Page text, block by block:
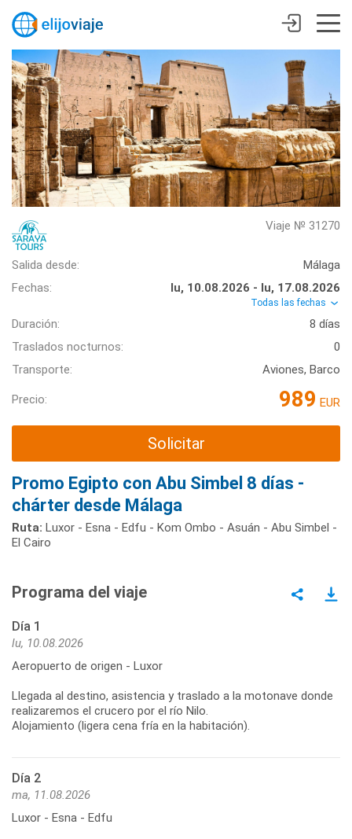
Viaje № 31270
Salida desde:
Málaga
Fechas:
lu, 10.08.2026 - lu, 17.08.2026
Todas las fechas
Duración:
8 días
Traslados nocturnos:
0
Transporte:
Aviones, Barco
Precio: 989 EUR
Solicitar
Promo Egipto con Abu Simbel 8 días -
chárter desde Málaga
Ruta: Luxor - Esna - Edfu - Kom Ombo - Asuán - Abu Simbel -
El Cairo
Programa del viaje
Día 1
lu, 10.08.2026
Aeropuerto de origen - Luxor
Llegada al destino, asistencia y traslado a la motonave donde
realizaremos el crucero por el río Nilo.
Alojamiento (ligera cena fría en la habitación).
Día 2
ma, 11.08.2026
Luxor - Esna - Edfu